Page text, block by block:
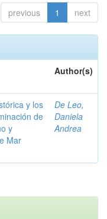
previous 1 next
Author(s)
y los
de
y
Mar
De Leo,
Daniela
Andrea